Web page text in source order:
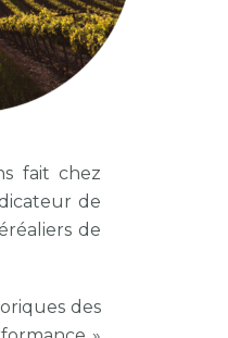
fait chez
de
de
des